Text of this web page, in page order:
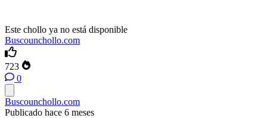
Este chollo ya no está disponible
Buscounchollo.com
723
0
Buscounchollo.com
Publicado hace 6 meses